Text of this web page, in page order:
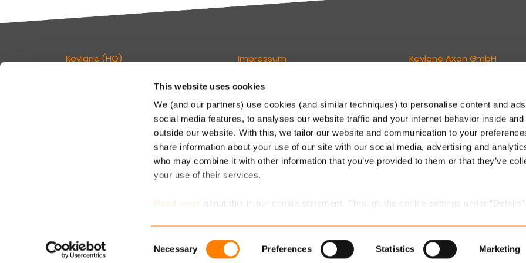
This website uses cookies
We (and our partners) use cookies (and similar techniques) to personalise content and
social media features, to analyses our website traffic and your internet behavior inside
outside our website. With this, we tailor our website and communication to your
share information about your use of our site with our social media, advertising and
who may combine it with other information that you’ve provided to them or that they’ve
your use of their services.
Read more about this in our cookie statement. Through the cookie settings under “Details”,
Selection
Necessary Preferences Statistics Marketing
Keylane (HQ)
info.dach@keylane.com
Standorte besuchen Sie bitte unsere
Impressum
Verantwortlich für den Inhalt dieser
Seite:
Keylane GmbH
c/o Design Offices
Rosenheimer Str. 143C
81671 München
M: info.dach@keylane.com
Keylane Axon GmbH
Lukas van Grunsven
Philipp E. Lederer
Eintragung (HRB) 211735
Gerichtsstand: Amtsgericht
Newsletter
Karriere Datenschutzerklärung Keylane Datenschutzklärung